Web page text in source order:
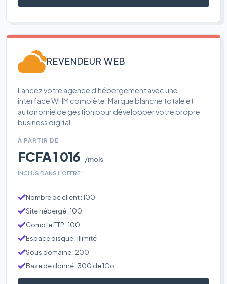
REVENDEUR WEB
Lancez votre agence d'hébergement avec une
interface WHM complète. Marque blanche totale et
autonomie de gestion pour développer votre propre
business digital.
À PARTIR DE
FCFA 1 016 /mois
INCLUS DANS L'OFFRE :
Nombre de client : 100
Site hébergé : 100
Compte FTP : 100
Espace disque : Illimité
Sous domaine : 200
Base de donné : 300 de 1Go